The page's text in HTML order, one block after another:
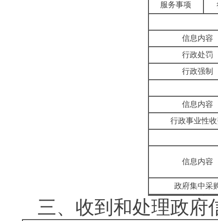
服务事项
信息内容
行政处罚
行政强制
信息内容
行政事业性
信息内容
政府集中采
三、收到和处理政府